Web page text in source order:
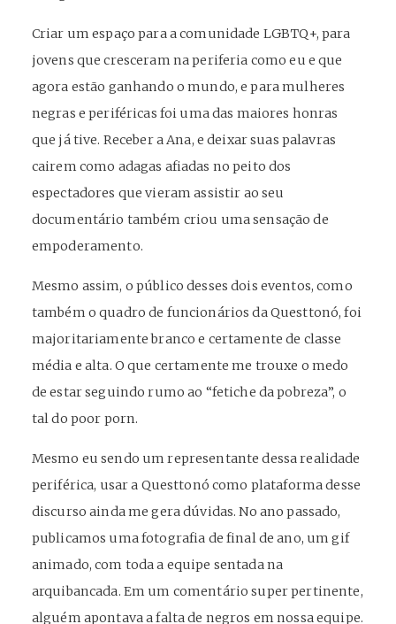
Criar um espaço para a comunidade LGBTQ+, para
jovens que cresceram na periferia como eu e que
agora estão ganhando o mundo, e para mulheres
negras e periféricas foi uma das maiores honras
que já tive. Receber a Ana, e deixar suas palavras
cairem como adagas afiadas no peito dos
espectadores que vieram assistir ao seu
documentário também criou uma sensação de
empoderamento.
Mesmo assim, o público desses dois eventos, como
também o quadro de funcionários da Questtonó, foi
majoritariamente branco e certamente de classe
média e alta. O que certamente me trouxe o medo
de estar seguindo rumo ao “fetiche da pobreza”, o
tal do poor porn.
Mesmo eu sendo um representante dessa realidade
periférica, usar a Questtonó como plataforma desse
discurso ainda me gera dúvidas. No ano passado,
publicamos uma fotografia de final de ano, um gif
animado, com toda a equipe sentada na
arquibancada. Em um comentário super pertinente,
alguém apontava a falta de negros em nossa equipe.